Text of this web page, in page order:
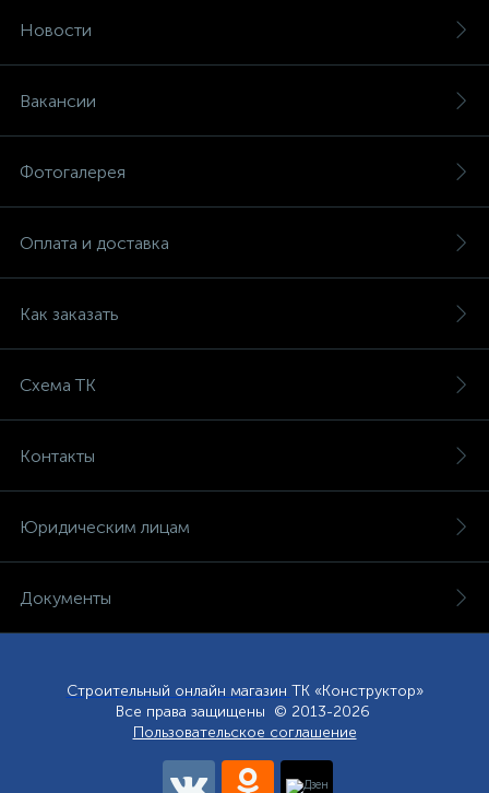
Новости
Вакансии
Фотогалерея
Оплата и доставка
Как заказать
Схема ТК
Контакты
Юридическим лицам
Документы
Строительный онлайн магазин ТК «Конструктор»
Все права защищены © 2013-2026
Пользовательское соглашение